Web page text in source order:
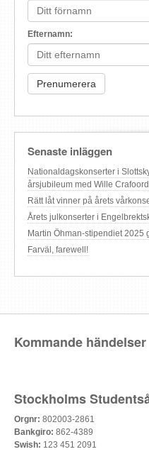
Efternamn:
Senaste inläggen
Nationaldagskonserter i
årsjubileum med Wille Crafoord
Rätt låt vinner på årets
Årets julkonserter i
Martin Öhman-stipendiet 2025
Farväl, farewell!
Kommande händelser
Stockholms
Orgnr: 802003-2861
Bankgiro: 862-4389
Swish: 123 451 2091